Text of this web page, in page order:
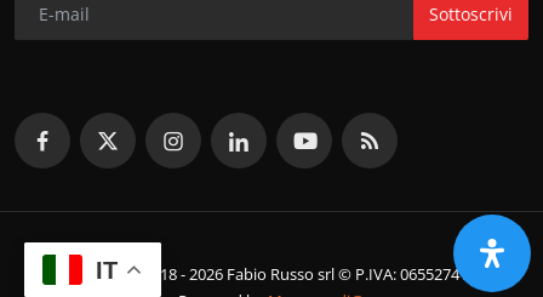
Sottoscrivi
© Copyright 2018 - 2026 Fabio Russo srl © P.IVA: 06552741214
IT